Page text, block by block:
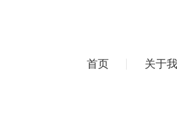
首页 关于